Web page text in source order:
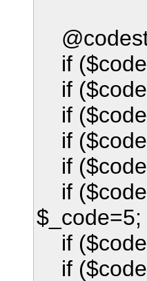
if
if
if
if
if
if
$_code=5;
if
if